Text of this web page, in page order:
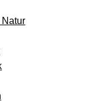
Natur